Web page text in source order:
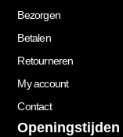
Bezorgen
Betalen
Retourneren
My account
Contact
Openingstijden